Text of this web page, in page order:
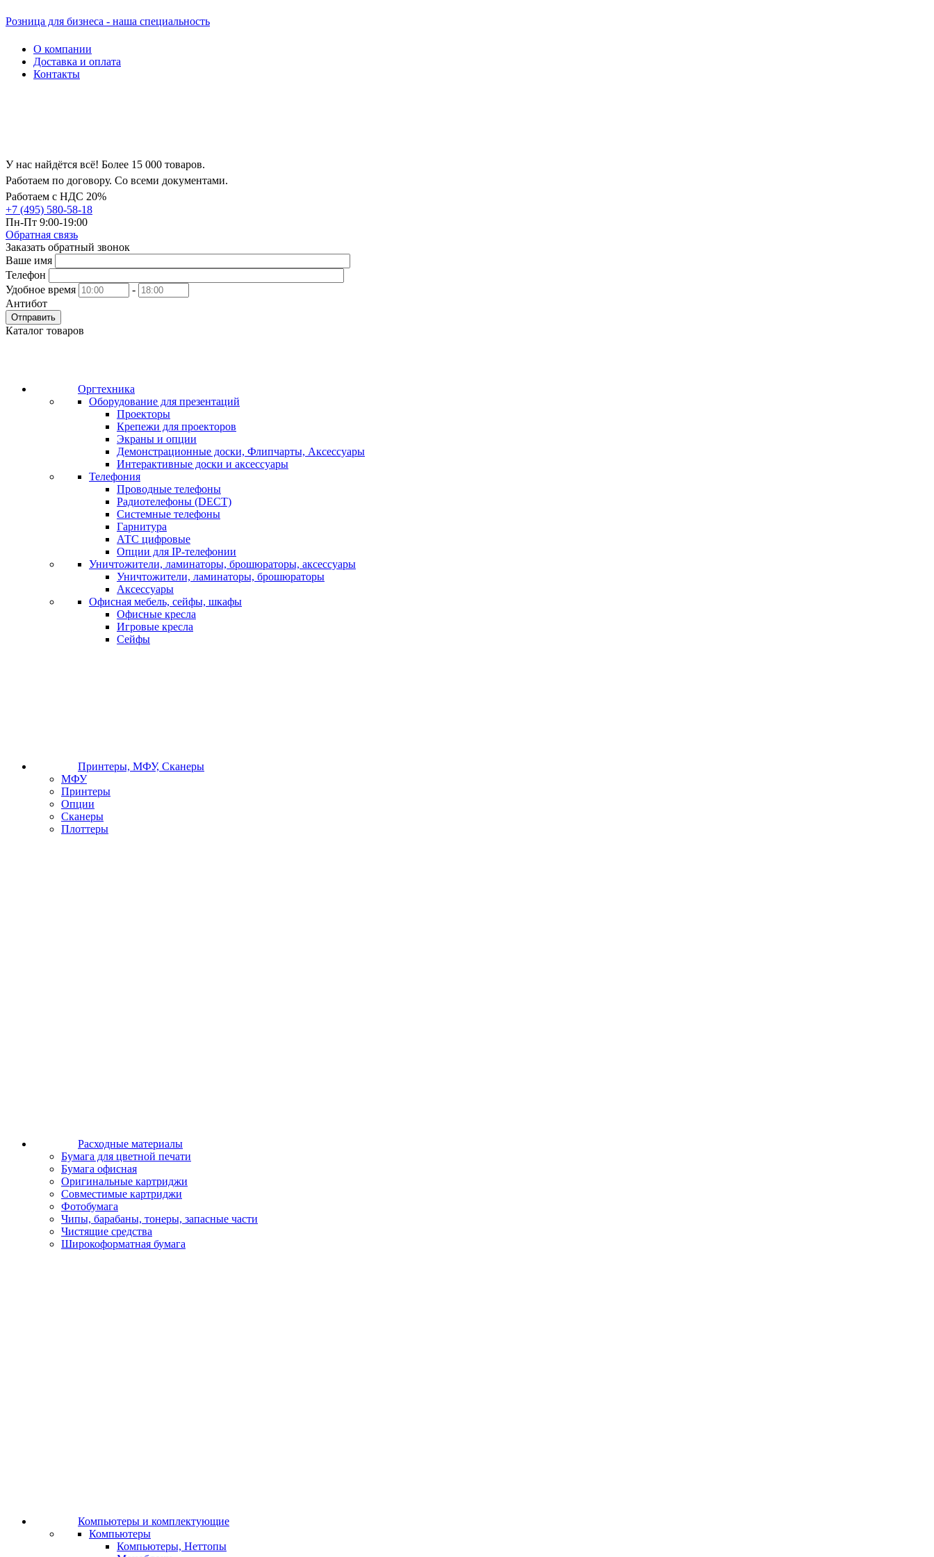
Розница для бизнеса - наша специальность
О компании
Доставка и оплата
Контакты
У нас найдётся всё! Более 15 000 товаров.
Работаем по договору. Со всеми документами.
Работаем с НДС 20%
+7 (495) 580-58-18
Пн-Пт 9:00-19:00
Обратная связь
Заказать обратный звонок
Ваше имя
Телефон
Удобное время
-
Антибот
Отправить
Каталог товаров
Оргтехника
Оборудование для презентаций
Проекторы
Крепежи для проекторов
Экраны и опции
Демонстрационные доски, Флипчарты, Аксессуары
Интерактивные доски и аксессуары
Телефония
Проводные телефоны
Радиотелефоны (DECT)
Системные телефоны
Гарнитура
АТС цифровые
Опции для IP-телефонии
Уничтожители, ламинаторы, брошюраторы, аксессуары
Уничтожители, ламинаторы, брошюраторы
Аксессуары
Офисная мебель, сейфы, шкафы
Офисные кресла
Игровые кресла
Сейфы
Принтеры, МФУ, Сканеры
МФУ
Принтеры
Опции
Сканеры
Плоттеры
Расходные материалы
Бумага для цветной печати
Бумага офисная
Оригинальные картриджи
Совместимые картриджи
Фотобумага
Чипы, барабаны, тонеры, запасные части
Чистящие средства
Широкоформатная бумага
Компьютеры и комплектующие
Компьютеры
Компьютеры, Неттопы